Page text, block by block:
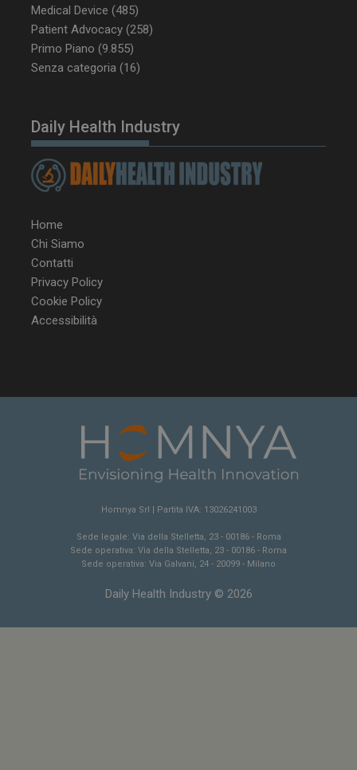
Medical Device (485)
Patient Advocacy (258)
Primo Piano (9.855)
Senza categoria (16)
Daily Health Industry
Home
Chi Siamo
Contatti
Privacy Policy
Cookie Policy
Accessibilità
Homnya Srl | Partita IVA: 13026241003
Sede legale: Via della Stelletta, 23 - 00186 - Roma
Sede operativa: Via della Stelletta, 23 - 00186 - Roma
Sede operativa: Via Galvani, 24 - 20099 - Milano
Daily Health Industry © 2026
tracking-sites-
CookieScriptConsent
CookieScript
www.dailyhealthindustry.it
FORNITORE / DOMINIO
__Secure-ROLLOUT_TOKEN
.youtube.com
tracking-sites-ironfish-
tracking-named-enable
www.dailyhealthindustry.it